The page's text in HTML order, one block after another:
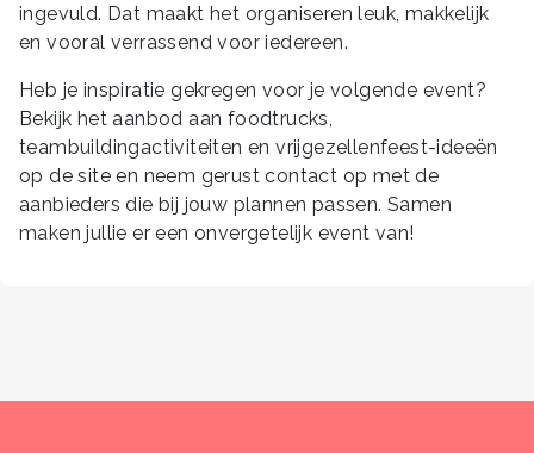
ingevuld. Dat maakt het organiseren leuk, makkelijk
en vooral verrassend voor iedereen.
Heb je inspiratie gekregen voor je volgende event?
Bekijk het aanbod aan foodtrucks,
teambuildingactiviteiten en vrijgezellenfeest-ideeën
op de site en neem gerust contact op met de
aanbieders die bij jouw plannen passen. Samen
maken jullie er een onvergetelijk event van!